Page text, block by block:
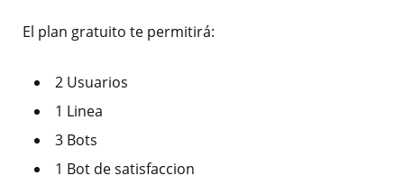
El plan gratuito te permitirá:
2 Usuarios
1 Linea
3 Bots
1 Bot de satisfaccion